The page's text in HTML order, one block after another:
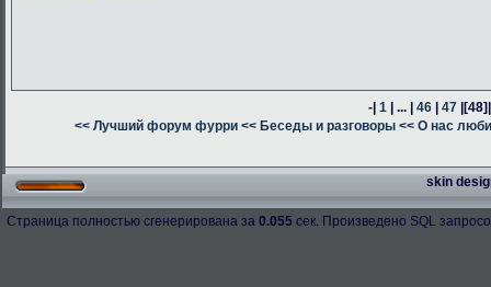
-| 1 | ... | 46 | 47 |[48]
<< Лучший форум фурри << Беседы и разговоры << О нас
skin
Страница полностью сгенерирована за 0.055 сек. Произведено SQL